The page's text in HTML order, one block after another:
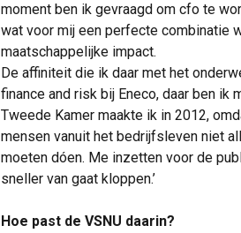
moment ben ik gevraagd om cfo te
wat voor mij een perfecte combinatie
maatschappelijke impact.
De affiniteit die ik daar met het
finance and risk bij Eneco, daar ben ik
Tweede Kamer maakte ik in 2012,
mensen vanuit het bedrijfsleven niet
moeten dóen. Me inzetten voor de
sneller van gaat kloppen.’
Hoe past de VSNU daarin?